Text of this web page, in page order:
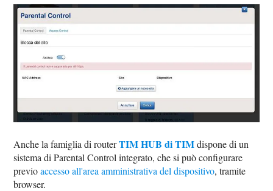
Anche la famiglia di routerTIM HUB di TIMdispone di un
sistema di Parental Control integrato, che si può configurare
previoaccesso all'area amministrativa del dispositivo, tramite
browser.